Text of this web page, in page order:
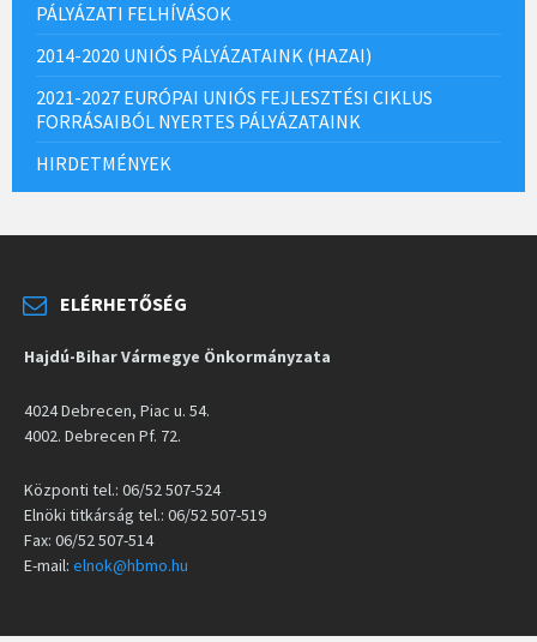
PÁLYÁZATI FELHÍVÁSOK
2014-2020 UNIÓS PÁLYÁZATAINK (HAZAI)
2021-2027 EURÓPAI UNIÓS FEJLESZTÉSI CIKLUS
FORRÁSAIBÓL NYERTES PÁLYÁZATAINK
HIRDETMÉNYEK
ELÉRHETŐSÉG
Hajdú-Bihar Vármegye Önkormányzata
4024 Debrecen, Piac u. 54.
4002. Debrecen Pf. 72.
Központi tel.: 06/52 507-524
Elnöki titkárság tel.: 06/52 507-519
Fax: 06/52 507-514
E-mail: elnok@hbmo.hu